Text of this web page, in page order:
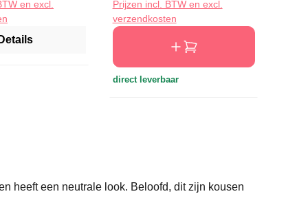
en excl.
Details
Prijzen incl. BTW en excl.
verzendkosten
direct leverbaar
heeft een neutrale look. Beloofd, dit zijn kousen